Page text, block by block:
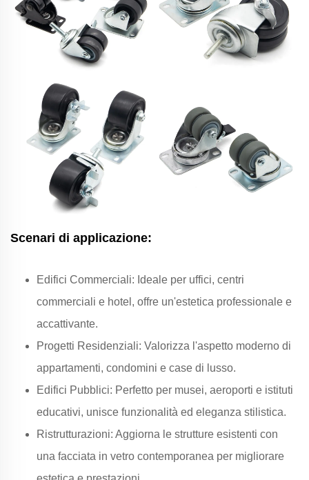
Scenari di applicazione:
Edifici Commerciali: Ideale per uffici, centri
commerciali e hotel, offre un'estetica professionale e
accattivante.
Progetti Residenziali: Valorizza l'aspetto moderno di
appartamenti, condomini e case di lusso.
Edifici Pubblici: Perfetto per musei, aeroporti e istituti
educativi, unisce funzionalità ed eleganza stilistica.
Ristrutturazioni: Aggiorna le strutture esistenti con
una facciata in vetro contemporanea per migliorare